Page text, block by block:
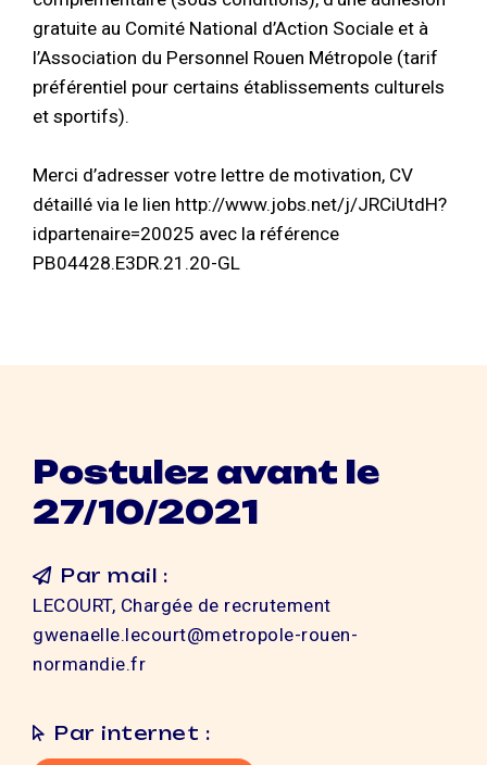
gratuite au Comité National d’Action Sociale et à
l’Association du Personnel Rouen Métropole (tarif
préférentiel pour certains établissements culturels
et sportifs).
Merci d’adresser votre lettre de motivation, CV
détaillé via le lien http://www.jobs.net/j/JRCiUtdH?
idpartenaire=20025 avec la référence
PB04428.E3DR.21.20-GL
Postulez avant le
27/10/2021
Par mail :
LECOURT, Chargée de recrutement
gwenaelle.lecourt@metropole-rouen-
normandie.fr
Par internet :